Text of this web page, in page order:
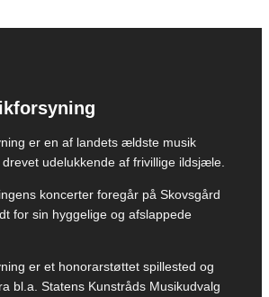
er en af landets ældste musik
udelukkende af frivillige ildsjæle.
koncerter foregår på Skovsgård
for sin hyggelige og afslappede
er et honorarstøttet spillested og
bl.a. Statens Kunstråds Musikudvalg